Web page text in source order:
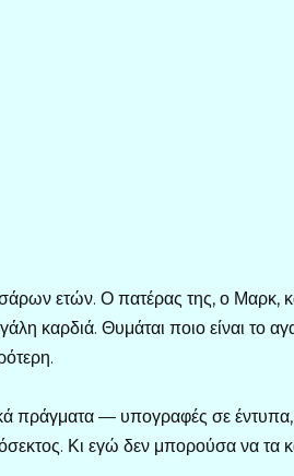
ετών. Ο πατέρας της, ο
καρδιά. Θυμάται ποιο είναι το
πράγματα — υπογραφές σε έντυπα,
Κι εγώ δεν μπορούσα να τα